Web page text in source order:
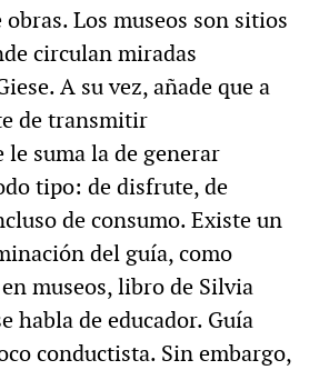
Los museos son sitios
circulan miradas
A su vez, añade que a
de transmitir
suma la de generar
tipo: de disfrute, de
de consumo. Existe un
del guía, como
museos, libro de Silvia
habla de educador. Guía
conductista. Sin embargo,